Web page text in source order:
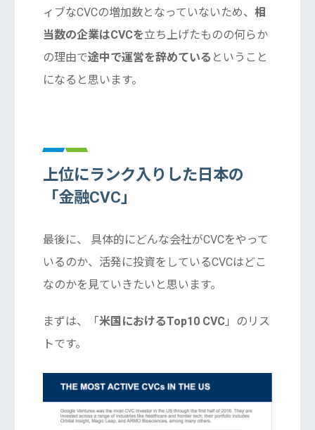
ィブなCVCの増加数となっていないため、 相
当数の企業はCVCを立ち上げたものの何らか
の理由で途中で運営を辞めている ということ
になると思います。
上位にランク入りした日本の
「金融CVC」
最後に、 具体的にどんな会社がCVCをやって
いるのか、活発に投資をしているCVCはどこ
なのかを見ていきたいと思います。
まずは、「米国におけるTop10 CVC」のリス
トです。